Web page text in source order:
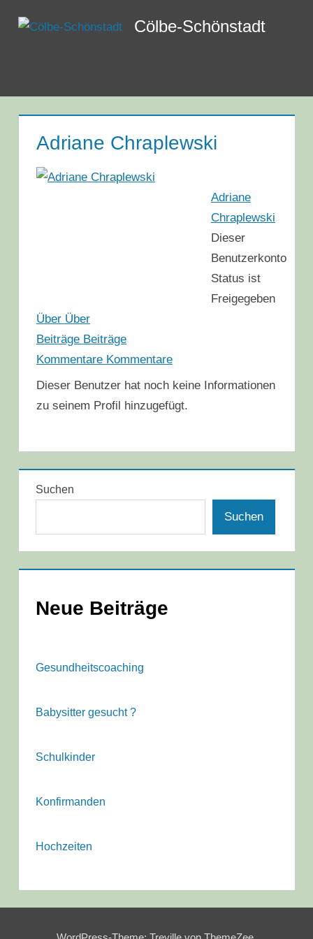
Inhalt
Cölbe-Schönstadt
Adriane Chraplewski
Adriane
Chraplewski
Dieser
Benutzerkonto
Status ist
Freigegeben
Über Über
Beiträge Beiträge
Kommentare Kommentare
Dieser Benutzer hat noch keine Informationen
zu seinem Profil hinzugefügt.
Suchen
Suchen
Neue Beiträge
Gesundheitscoaching
Babysitter gesucht ?
Schulkinder
Konfirmanden
Hochzeiten